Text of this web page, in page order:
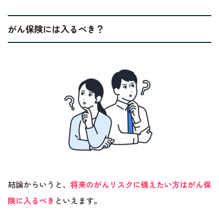
がん保険には入るべき？
結論からいうと、 将来のがんリスクに備えたい方はがん保
険に入るべき といえます。